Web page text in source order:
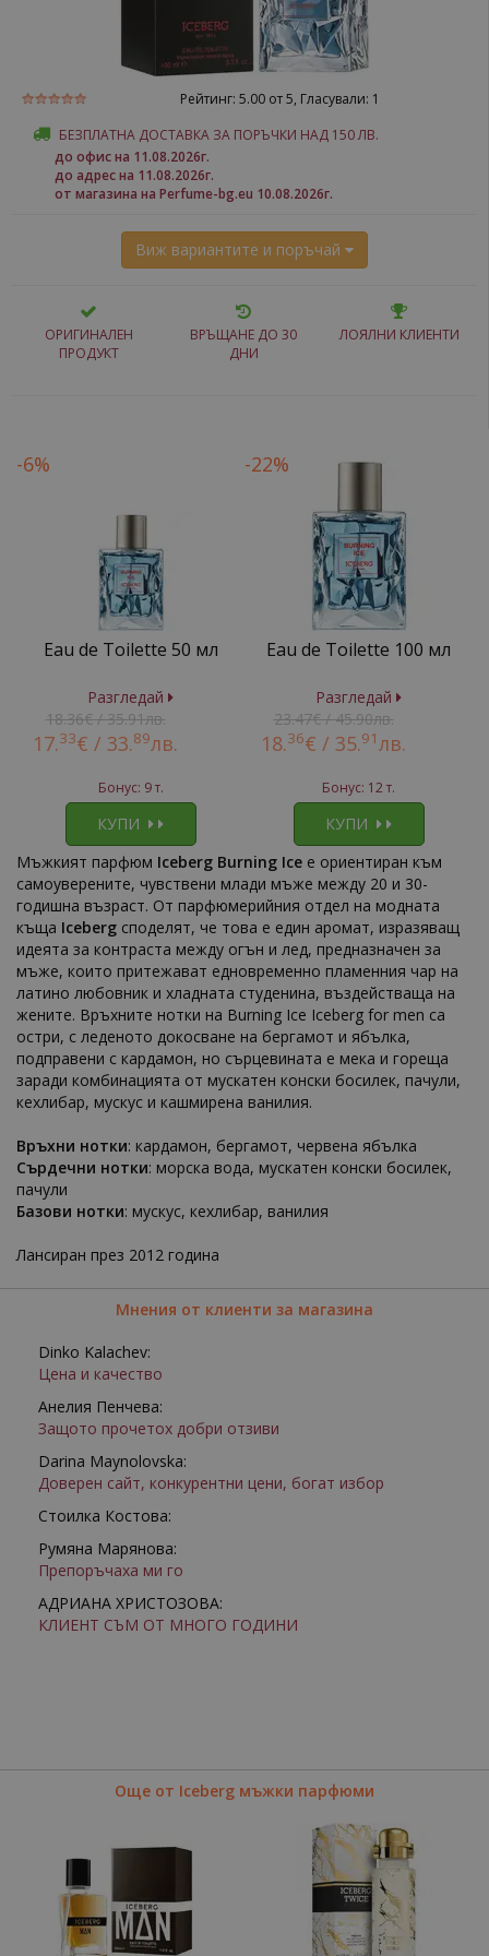
Рейтинг: 5.00от 5, Гласували: 1
БЕЗПЛАТНА ДОСТАВКА ЗА ПОРЪЧКИ НАД 150 ЛВ.
до офис на 11.08.2026г.
до адрес на 11.08.2026г.
от магазина на Perfume-bg.eu 10.08.2026г.
Виж вариантите и поръчай
ОРИГИНАЛЕН
ПРОДУКТ
ВРЪЩАНЕ ДО 30
ДНИ
ЛОЯЛНИ КЛИЕНТИ
-6%
Eau de Toilette 50 мл
Разгледай
18.36€ / 35.91лв.
17.33€ / 33.89лв.
Бонус: 9 т.
КУПИ
-22%
Eau de Toilette 100 мл
Разгледай
23.47€ / 45.90лв.
18.36€ / 35.91лв.
Бонус: 12 т.
КУПИ
Мъжкият парфюм Iceberg Burning Ice е ориентиран към
самоуверените, чувствени млади мъже между 20 и 30-
годишна възраст. От парфюмерийния отдел на модната
къща Iceberg споделят, че това е един аромат, изразяващ
идеята за контраста между огън и лед, предназначен за
мъже, които притежават едновременно пламенния чар на
латино любовник и хладната студенина, въздействаща на
жените. Връхните нотки на Burning Ice Iceberg for men са
остри, с леденото докосване на бергамот и ябълка,
подправени с кардамон, но сърцевината е мека и гореща
заради комбинацията от мускатен конски босилек, пачули,
кехлибар, мускус и кашмирена ванилия.
Връхни нотки: кардамон, бергамот, червена ябълка
Сърдечни нотки: морска вода, мускатен конски босилек,
пачули
Базови нотки: мускус, кехлибар, ванилия
Лансиран през 2012 година
Мнения от клиенти за магазина
Dinko Kalachev:
Цена и качество
Анелия Пенчева:
Защото прочетох добри отзиви
Darina Maynolovska:
Доверен сайт, конкурентни цени, богат избор
Стоилка Костова:
Румяна Марянова:
Препоръчаха ми го
АДРИАНА ХРИСТОЗОВА:
КЛИЕНТ СЪМ ОТ МНОГО ГОДИНИ
Още от Iceberg мъжки парфюми